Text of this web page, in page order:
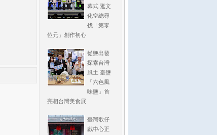
幕式 逛文
化空總尋
找「第零
位元」創作初心
從鹽出發
探索台灣
風土 臺鹽
「六色風
味鹽」首
亮相台灣美食展
臺灣歌仔
戲中心正